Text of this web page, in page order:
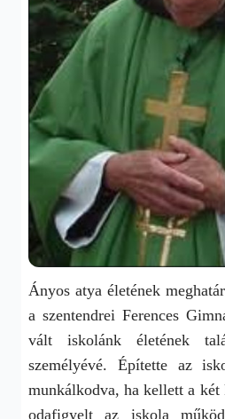
Ányos atya életének
a szentendrei Ferences
vált iskolánk életének
személyévé. Építette az
munkálkodva, ha kellett a két
odafigyelt az iskola